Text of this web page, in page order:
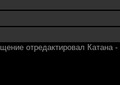
отредактировал Катана-